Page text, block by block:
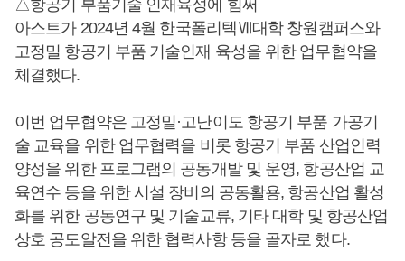
△항공기 부품기술 인재육성에 힘써
아스트가 2024년 4월 한국폴리텍Ⅶ대학 창원캠퍼스와
고정밀 항공기 부품 기술인재 육성을 위한 업무협약을
체결했다.
이번 업무협약은 고정밀·고난이도 항공기 부품 가공기
술 교육을 위한 업무협력을 비롯 항공기 부품 산업인력
양성을 위한 프로그램의 공동개발 및 운영, 항공산업 교
육연수 등을 위한 시설 장비의 공동활용, 항공산업 활성
화를 위한 공동연구 및 기술교류, 기타 대학 및 항공산업
상호 공도알전을 위한 협력사항 등을 골자로 했다.